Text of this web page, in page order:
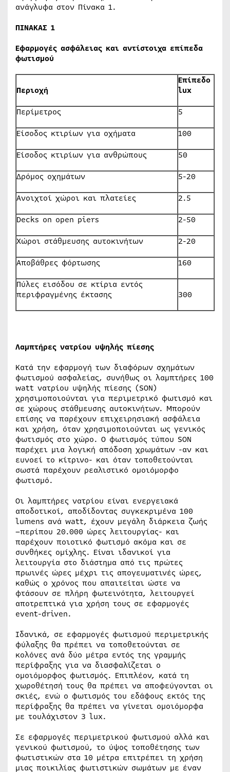
ανάγλυφα στον Πίνακα 1.
ΠΙΝΑΚΑΣ 1
Εφαρμογές ασφάλειας και αντίστοιχα επίπεδα
φωτισμού
Περιοχή
Επίπεδο
lux
Περίμετρος
5
Είσοδος κτιρίων για οχήματα
100
Είσοδος κτιρίων για ανθρώπους
50
Δρόμος οχημάτων
5-20
Ανοιχτοί χώροι και πλατείες
2.5
Decks on open piers
2-50
Χώροι στάθμευσης αυτοκινήτων
2-20
Αποβάθρες φόρτωσης
160
Πύλες εισόδου σε κτίρια εντός
περιφραγμένης έκτασης
300
Λαμπτήρες νατρίου υψηλής πίεσης
Κατά την εφαρμογή των διαφόρων σχημάτων
φωτισμού ασφαλείας, συνήθως οι λαμπτήρες 100
watt νατρίου υψηλής πίεσης (SON)
χρησιμοποιούνται για περιμετρικό φωτισμό και
σε χώρους στάθμευσης αυτοκινήτων. Μπορούν
επίσης να παρέχουν επιχειρησιακή ασφάλεια
και χρήση, όταν χρησιμοποιούνται ως γενικός
φωτισμός στο χώρο. Ο φωτισμός τύπου SON
παρέχει μια λογική απόδοση χρωμάτων -αν και
ευνοεί το κίτρινο- και όταν τοποθετούνται
σωστά παρέχουν ρεαλιστικό ομοιόμορφο
φωτισμό.
Οι λαμπτήρες νατρίου είναι ενεργειακά
αποδοτικοί, αποδίδοντας συγκεκριμένα 100
lumens ανά watt, έχουν μεγάλη διάρκεια ζωής
–περίπου 20.000 ώρες λειτουργίας- και
παρέχουν ποιοτικό φωτισμό ακόμα και σε
συνθήκες ομίχλης. Είναι ιδανικοί για
λειτουργία στο διάστημα από τις πρώτες
πρωινές ώρες μέχρι τις απογευματινές ώρες,
καθώς ο χρόνος που απαιτείται ώστε να
φτάσουν σε πλήρη φωτεινότητα, λειτουργεί
αποτρεπτικά για χρήση τους σε εφαρμογές
event-driven.
Ιδανικά, σε εφαρμογές φωτισμού περιμετρικής
φύλαξης θα πρέπει να τοποθετούνται σε
κολόνες ανά δύο μέτρα εντός της γραμμής
περίφραξης για να διασφαλίζεται ο
ομοιόμορφος φωτισμός. Επιπλέον, κατά τη
χωροθέτησή τους θα πρέπει να αποφεύγονται οι
σκιές, ενώ ο φωτισμός του εδάφους εκτός της
περίφραξης θα πρέπει να γίνεται ομοιόμορφα
με τουλάχιστον 3 lux.
Σε εφαρμογές περιμετρικού φωτισμού αλλά και
γενικού φωτισμού, το ύψος τοποθέτησης των
φωτιστικών στα 10 μέτρα επιτρέπει τη χρήση
μιας ποικιλίας φωτιστικών σωμάτων με έναν